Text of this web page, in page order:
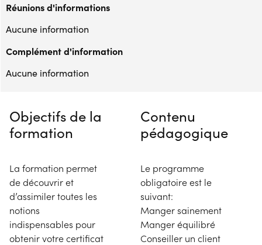
Réunions d'informations
Aucune information
Complément d'information
Aucune information
Objectifs de la
formation
La formation permet
de découvrir et
d’assimiler toutes les
notions
indispensables pour
obtenir votre certificat
Contenu
pédagogique
Le programme
obligatoire est le
suivant:
Manger sainement
Manger équilibré
Conseiller un client